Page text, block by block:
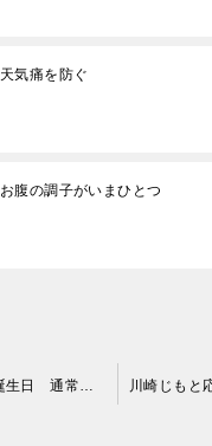
天気痛を防ぐ
お腹の調子がいまひとつ
2/23（水）天皇誕生日 通常営業です